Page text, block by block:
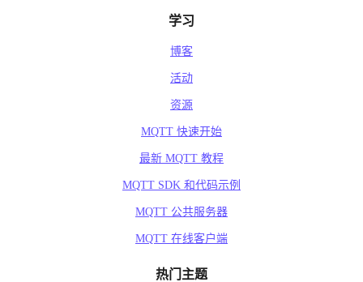
学习
博客
活动
资源
MQTT 快速开始
最新 MQTT 教程
MQTT SDK 和代码示例
MQTT 公共服务器
MQTT 在线客户端
热门主题